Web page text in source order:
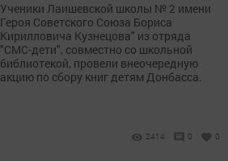
Ученики Лаишевской школы № 2 имени
Героя Советского Союза Бориса
Кирилловича Кузнецова" из отряда
"СМС-дети", совместно со школьной
библиотекой, провели внеочередную
акцию по сбору книг детям Донбасса.
2414 0 0